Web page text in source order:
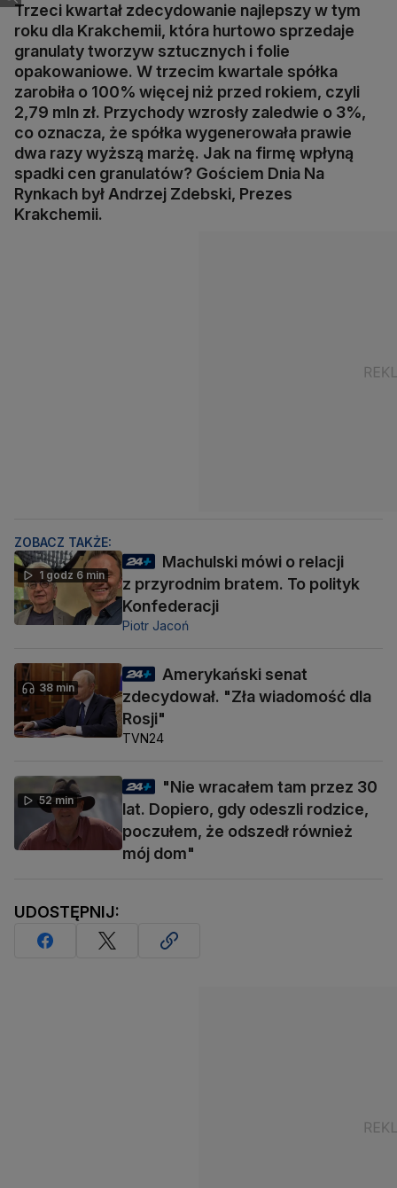
Trzeci kwartał zdecydowanie najlepszy w tym
roku dla Krakchemii, która hurtowo sprzedaje
granulaty tworzyw sztucznych i folie
opakowaniowe. W trzecim kwartale spółka
zarobiła o 100% więcej niż przed rokiem, czyli
2,79 mln zł. Przychody wzrosły zaledwie o 3%,
co oznacza, że spółka wygenerowała prawie
dwa razy wyższą marżę. Jak na firmę wpłyną
spadki cen granulatów? Gościem Dnia Na
Rynkach był Andrzej Zdebski, Prezes
Krakchemii.
ZOBACZ TAKŻE:
1 godz 6 min
Machulski mówi o relacji
z przyrodnim bratem. To polityk
Konfederacji
Piotr Jacoń
38 min
Amerykański senat
zdecydował. "Zła wiadomość dla
Rosji"
TVN24
52 min
"Nie wracałem tam przez 30
lat. Dopiero, gdy odeszli rodzice,
poczułem, że odszedł również
mój dom"
UDOSTĘPNIJ: